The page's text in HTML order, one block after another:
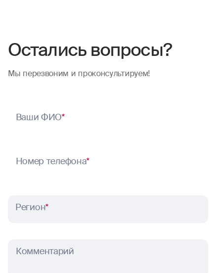
Остались вопросы?
Мы перезвоним и проконсультируем!
Ваши ФИО*
Номер телефона*
Регион*
Комментарий